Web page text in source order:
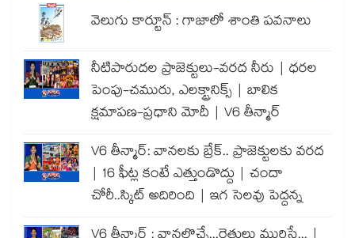
వెలుగు కార్టూన్ : గాజాలో శాంతి పవనాలు
నీటిపారుదల ప్రాజెక్టులు-వరద నీరు | ధరల
పెంపు-చమురు, ఎలక్ట్రానిక్స్ | బాలిక
క్షమాపణ-ప్రధాని మోదీ | V6 తీన్మార్
V6 తీన్మార్: వానలకు బ్రేక్.. ప్రాజెక్టులకు వరద
| 16 ఫీట్ల కంటే ఎత్తుండొద్దు | చందా
చోరీ..స్కిట్ అదిరింది | ఇగ సెలవు పెద్దన్న